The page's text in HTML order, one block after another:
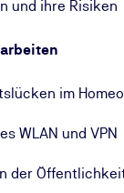
sich an alle
– von der
und Mitarbeiter
und ihre Risiken
im
WLAN und VPN
der